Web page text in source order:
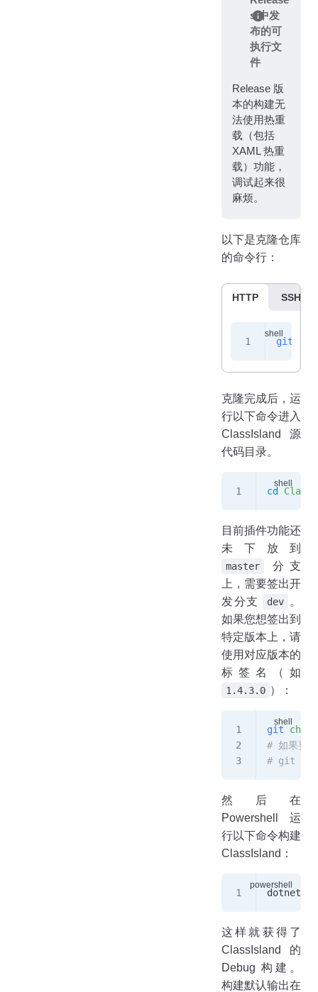
s 中发
布的可
执行文
件
Release 版
本的构建无
法使用热重
载（包括
XAML 热重
载）功能，
调试起来很
麻烦。
以下是克隆仓库
的命令行：
HTTP SSH
git
克隆完成后，运
行以下命令进入
ClassIsland 源
代码目录。
cd
目前插件功能还
未下放到
master
分支
上，需要签出开
发分支
dev
。
如果您想签出到
特定版本上，请
使用对应版本的
标签名（如
1.4.3.0 ）：
git
# 如果要
# git
然后在
Powershell 运
行以下命令构建
ClassIsland：
dotnet
这样就获得了
ClassIsland 的
Debug 构建。
构建默认输出在